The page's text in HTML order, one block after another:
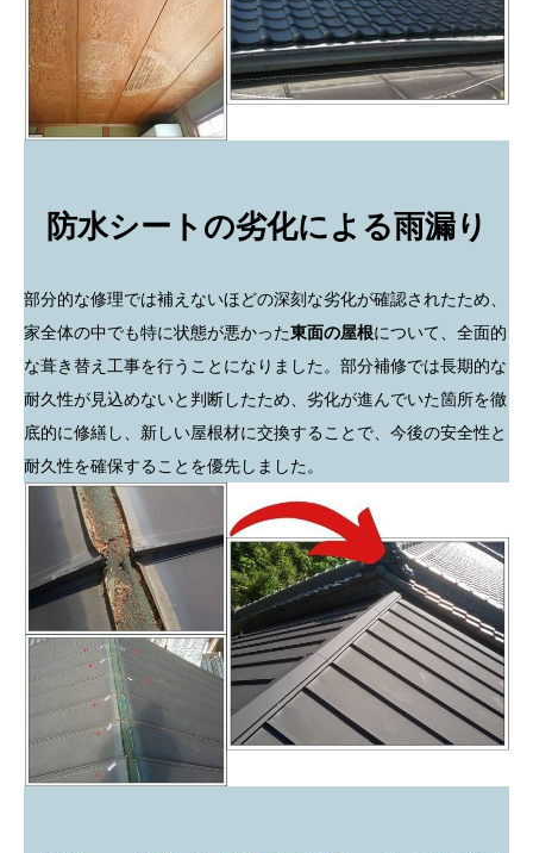
防水シートの劣化による雨漏り
部分的な修理では補えないほどの深刻な劣化が確認されたため、
家全体の中でも特に状態が悪かった東面の屋根について、全面的
な葺き替え工事を行うことになりました。部分補修では長期的な
耐久性が見込めないと判断したため、劣化が進んでいた箇所を徹
底的に修繕し、新しい屋根材に交換することで、今後の安全性と
耐久性を確保することを優先しました。